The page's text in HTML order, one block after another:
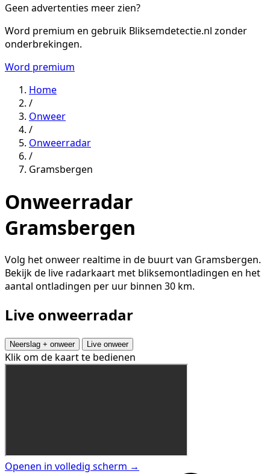
Geen advertenties meer zien?
Word premium en gebruik Bliksemdetectie.nl zonder
onderbrekingen.
Word premium
Home
/
Onweer
/
Onweerradar
/
Gramsbergen
Onweerradar
Gramsbergen
Volg het onweer realtime in de buurt van Gramsbergen.
Bekijk de live radarkaart met bliksemontladingen en het
aantal ontladingen per uur binnen 30 km.
Live onweerradar
Neerslag + onweer Live onweer
Klik om de kaart te bedienen
Openen in volledig scherm →